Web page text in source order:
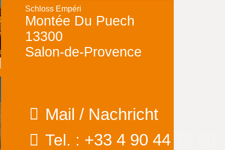
Schloss Empéri
Montée Du Puech
13300
Salon-de-Provence
Mail / Nachricht
Tel. : +33 4 90 44 72 80